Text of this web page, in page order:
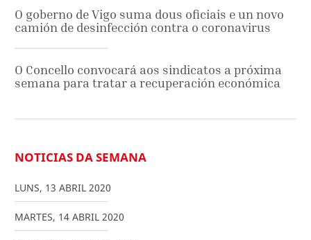
O goberno de Vigo suma dous oficiais e un novo
camión de desinfección contra o coronavirus
O Concello convocará aos sindicatos a próxima
semana para tratar a recuperación económica
NOTICIAS DA SEMANA
LUNS, 13 ABRIL 2020
MARTES, 14 ABRIL 2020